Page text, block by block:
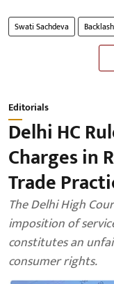
Swati Sachdeva Backlash
Editorials
Delhi HC
Charges in
Trade
The Delhi High
imposition of
constitutes an
consumer rights.